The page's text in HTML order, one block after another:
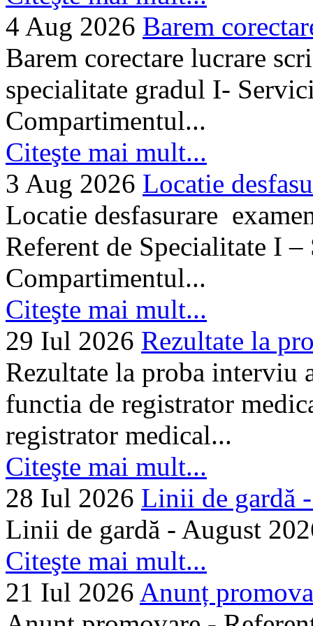
4 Aug 2026 Barem
Barem corectare lucrare
specialitate gradul I-
Compartimentul...
Citeşte mai mult...
3 Aug 2026 Locatie
Locatie desfasurare
Referent de Specialitate I
Compartimentul...
Citeşte mai mult...
29 Iul 2026 Rezultate la
Rezultate la proba interviu
functia de registrator
registrator medical...
Citeşte mai mult...
28 Iul 2026 Linii de gardă
Linii de gardă - August
Citeşte mai mult...
21 Iul 2026 Anunț